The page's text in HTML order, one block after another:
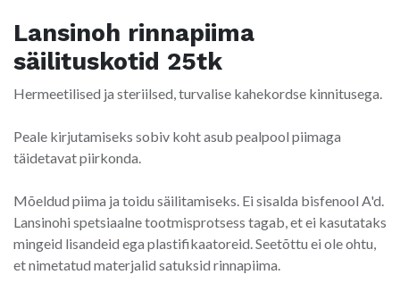
Lansinoh rinnapiima
säilituskotid 25tk
Hermeetilised ja steriilsed, turvalise kahekordse kinnitusega.
Peale kirjutamiseks sobiv koht asub pealpool piimaga
täidetavat piirkonda.
Mõeldud piima ja toidu säilitamiseks. Ei sisalda bisfenool A'd.
Lansinohi spetsiaalne tootmisprotsess tagab, et ei kasutataks
mingeid lisandeid ega plastifikaatoreid. Seetõttu ei ole ohtu,
et nimetatud materjalid satuksid rinnapiima.